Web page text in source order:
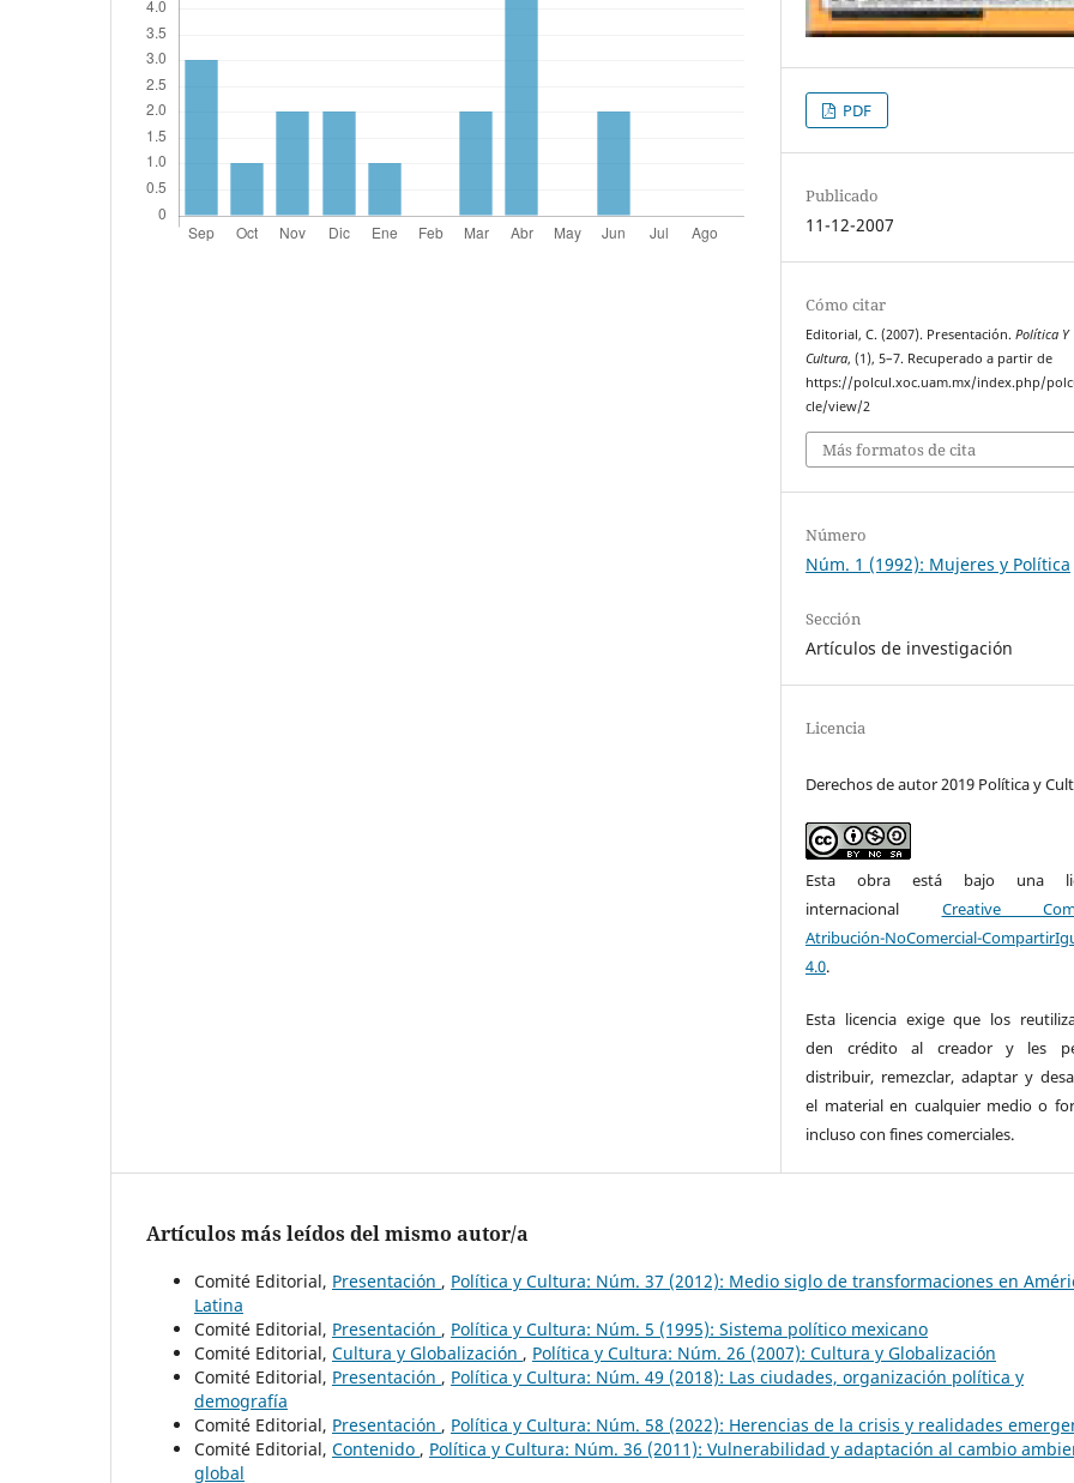
PDF
Publicado
11-12-2007
Cómo citar
Editorial, C. (2007). Presentación.Política Y
Cultura, (1), 5–7. Recuperado a partir de
https://polcul.xoc.uam.mx/index.php/
cle/view/2
Más formatos de cita
Número
Núm. 1 (1992): Mujeres y Política
Sección
Artículos de investigación
Licencia
Derechos de autor 2019 Política y
Esta obra está bajo una
internacional Creative
Atribución-NoComercial-
4.0.
Esta licencia exige que los
den crédito al creador y les
distribuir, remezclar, adaptar y
el material en cualquier medio o
incluso con fines comerciales.
Artículos más leídos del mismo autor/a
Comité Editorial, Presentación , Política y Cultura: Núm. 37 (2012): Medio siglo de transformaciones en
Latina
Comité Editorial, Presentación , Política y Cultura: Núm. 5 (1995): Sistema político mexicano
Comité Editorial, Cultura y Globalización , Política y Cultura: Núm. 26 (2007): Cultura y Globalización
Comité Editorial, Presentación , Política y Cultura: Núm. 49 (2018): Las ciudades, organización política y
demografía
Comité Editorial, Presentación , Política y Cultura: Núm. 58 (2022): Herencias de la crisis y realidades
Comité Editorial, Contenido , Política y Cultura: Núm. 36 (2011): Vulnerabilidad y adaptación al cambio
global